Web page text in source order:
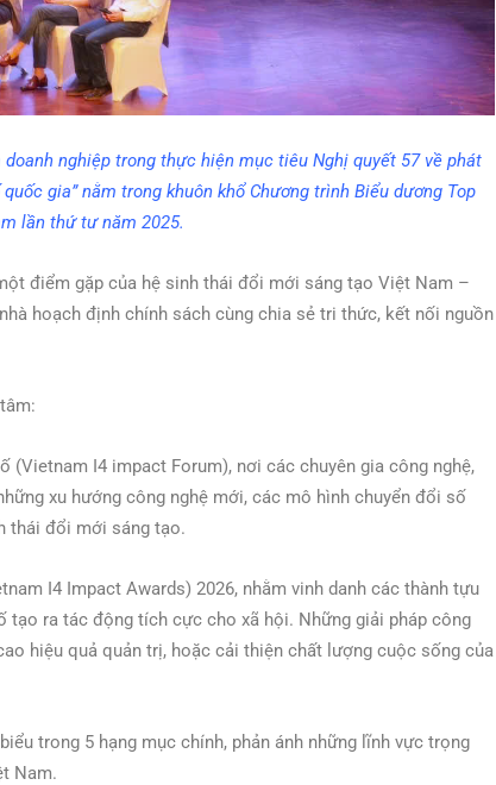
nghiệp trong thực hiện mục tiêu Nghị quyết 57 về phát
gia” nằm trong khuôn khổ Chương trình Biểu dương Top
lần thứ tư năm 2025.
điểm gặp của hệ sinh thái đổi mới sáng tạo Việt Nam –
hoạch định chính sách cùng chia sẻ tri thức, kết nối nguồn
I4 impact Forum), nơi các chuyên gia công nghệ,
xu hướng công nghệ mới, các mô hình chuyển đổi số
thái đổi mới sáng tạo.
I4 Impact Awards) 2026, nhằm vinh danh các thành tựu
ra tác động tích cực cho xã hội. Những giải pháp công
hiệu quả quản trị, hoặc cải thiện chất lượng cuộc sống của
trong 5 hạng mục chính, phản ánh những lĩnh vực trọng
Nam.